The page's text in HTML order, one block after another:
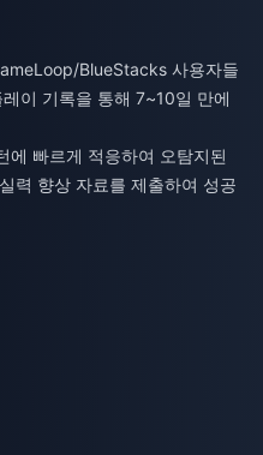
BlueStacks 사용자들
이 기록을 통해 7~10일 만에
에 빠르게 적응하여 오탐지된
력 향상 자료를 제출하여 성공